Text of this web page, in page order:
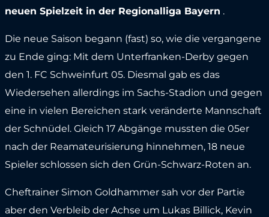
neuen Spielzeit in der Regionalliga Bayern .
Die neue Saison begann (fast) so, wie die vergangene
zu Ende ging: Mit dem Unterfranken-Derby gegen
den 1. FC Schweinfurt 05. Diesmal gab es das
Wiedersehen allerdings im Sachs-Stadion und gegen
eine in vielen Bereichen stark veränderte Mannschaft
der Schnüdel. Gleich 17 Abgänge mussten die 05er
nach der Reamateurisierung hinnehmen, 18 neue
Spieler schlossen sich den Grün-Schwarz-Roten an.
Cheftrainer Simon Goldhammer sah vor der Partie
aber den Verbleib der Achse um Lukas Billick, Kevin